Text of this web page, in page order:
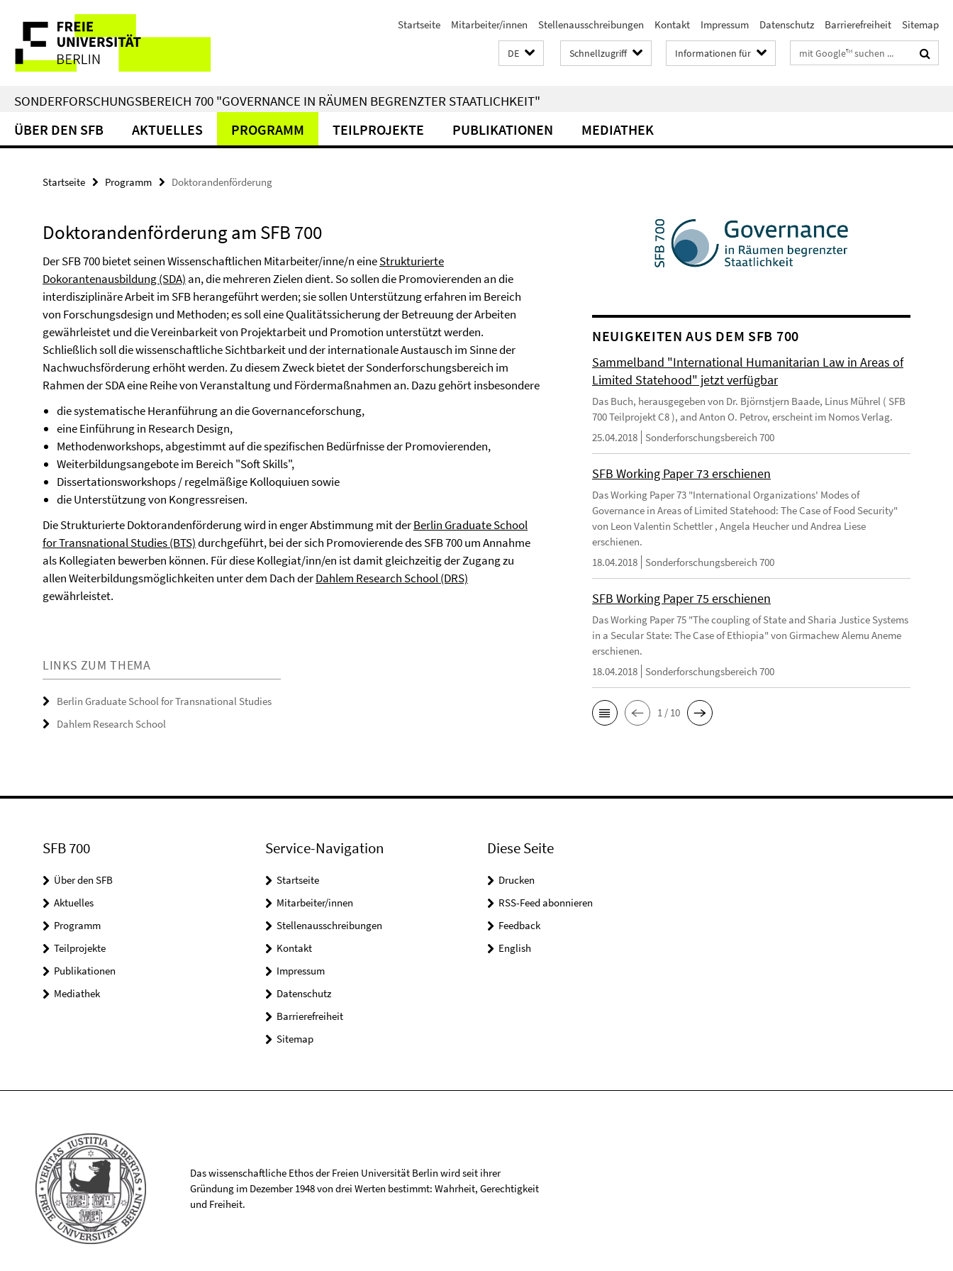
direkt
Inhalt
Service-
Navigation
Startseite Mitarbeiter/innen Stellenausschreibungen Kontakt Impressum Datenschutz Barrierefreiheit Sitemap
DE Schnellzugriff Informationen für Suchbegriffe
SONDERFORSCHUNGSBEREICH 700 "GOVERNANCE IN RÄUMEN BEGRENZTER STAATLICHKEIT"
ÜBER DEN SFB AKTUELLES PROGRAMM TEILPROJEKTE PUBLIKATIONEN MEDIATHEK
Startseite Programm Doktorandenförderung
Doktorandenförderung am SFB 700
Der SFB 700 bietet seinen Wissenschaftlichen Mitarbeiter/inne/n eineStrukturierte
Dokorantenausbildung (SDA) an, die mehreren Zielen dient. So sollen die Promovierenden an die
interdisziplinäre Arbeit im SFB herangeführt werden; sie sollen Unterstützung erfahren im Bereich
von Forschungsdesign und Methoden; es soll eine Qualitätssicherung der Betreuung der Arbeiten
gewährleistet und die Vereinbarkeit von Projektarbeit und Promotion unterstützt werden.
Schließlich soll die wissenschaftliche Sichtbarkeit und der internationale Austausch im Sinne der
Nachwuchsförderung erhöht werden. Zu diesem Zweck bietet der Sonderforschungsbereich im
Rahmen der SDA eine Reihe von Veranstaltung und Fördermaßnahmen an. Dazu gehört insbesondere
die systematische Heranführung an die Governanceforschung,
eine Einführung in Research Design,
Methodenworkshops, abgestimmt auf die spezifischen Bedürfnisse der Promovierenden,
Weiterbildungsangebote im Bereich "Soft Skills",
Dissertationsworkshops / regelmäßige Kolloquiuen sowie
die Unterstützung von Kongressreisen.
Die Strukturierte Doktorandenförderung wird in enger Abstimmung mit derBerlin Graduate School
for Transnational Studies (BTS)durchgeführt, bei der sich Promovierende des SFB 700 um Annahme
als Kollegiaten bewerben können. Für diese Kollegiat/inn/en ist damit gleichzeitig der Zugang zu
allen Weiterbildungsmöglichkeiten unter dem Dach derDahlem Research School (DRS)
gewährleistet.
LINKS ZUM THEMA
Berlin Graduate School for Transnational Studies
Dahlem Research School
NEUIGKEITEN AUS DEM SFB 700
Sammelband "International Humanitarian Law in Areas of
Limited Statehood" jetzt verfügbar
Das Buch, herausgegeben von Dr. Björnstjern Baade, Linus Mührel ( SFB
700 Teilprojekt C8 ), and Anton O. Petrov, erscheint im Nomos Verlag.
25.04.2018
Sonderforschungsbereich 700
SFB Working Paper 73 erschienen
Das Working Paper 73 "International Organizations' Modes of
Governance in Areas of Limited Statehood: The Case of Food Security"
von Leon Valentin Schettler , Angela Heucher und Andrea Liese
erschienen.
18.04.2018
Sonderforschungsbereich 700
SFB Working Paper 75 erschienen
Das Working Paper 75 "The coupling of State and Sharia Justice Systems
in a Secular State: The Case of Ethiopia" von Girmachew Alemu Aneme
erschienen.
18.04.2018
Sonderforschungsbereich 700
1 / 10
SFB 700
Über den SFB
Aktuelles
Programm
Teilprojekte
Publikationen
Mediathek
Service-Navigation
Startseite
Mitarbeiter/innen
Stellenausschreibungen
Kontakt
Impressum
Datenschutz
Barrierefreiheit
Sitemap
Diese Seite
Drucken
RSS-Feed abonnieren
Feedback
English
Das wissenschaftliche Ethos der Freien Universität Berlin wird seit ihrer
Gründung im Dezember 1948 von drei Werten bestimmt: Wahrheit, Gerechtigkeit
und Freiheit.